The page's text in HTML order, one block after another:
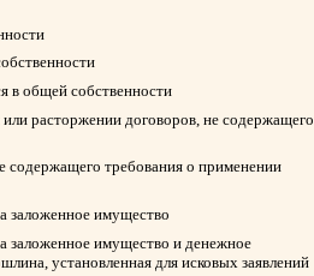
в общей собственности
расторжении договоров, не содержащего
содержащего требования о применении
заложенное имущество
заложенное имущество и денежное
установленная для исковых заявлений